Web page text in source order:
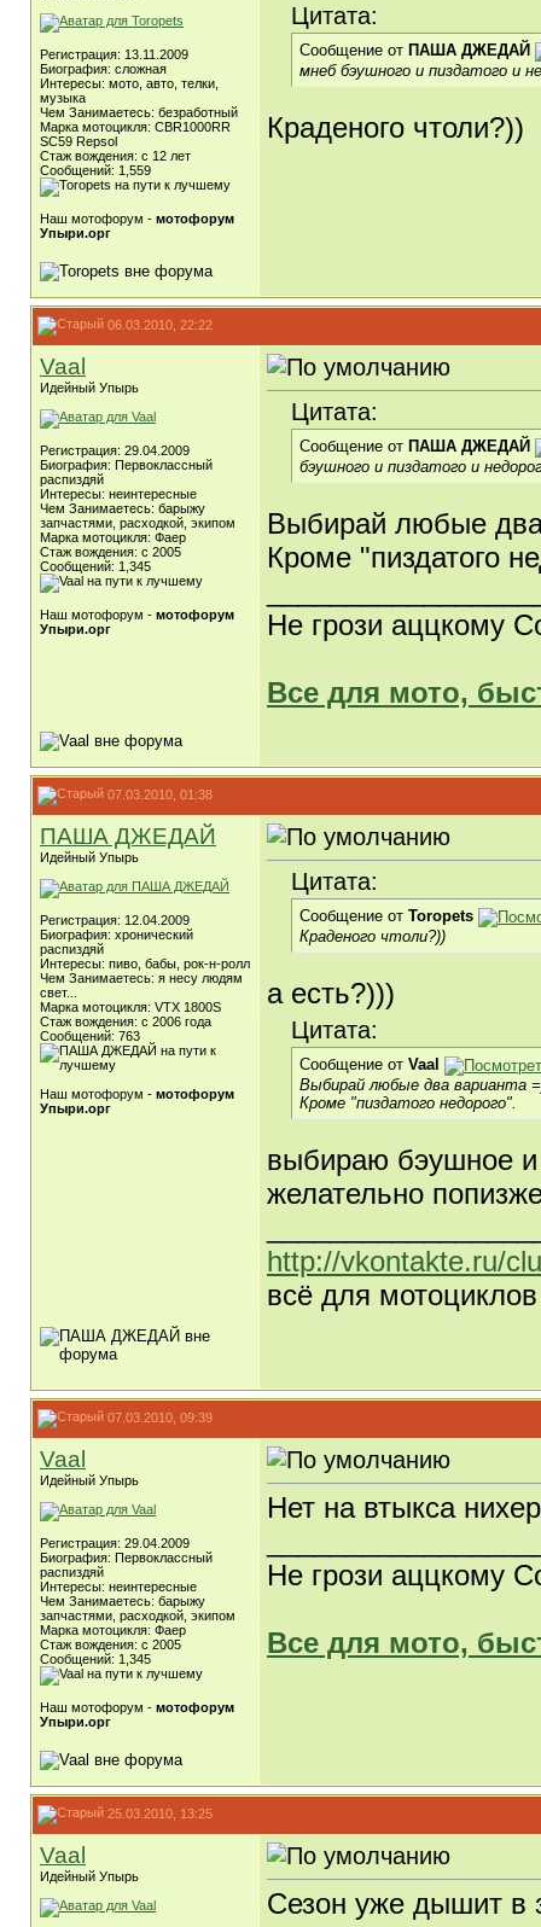
Регистрация: 13.11.2009
Биография: сложная
Интересы: мото, авто, телки,
музыка
Чем Занимаетесь: безработный
Марка мотоцикля: CBR1000RR
SC59 Repsol
Стаж вождения: с 12 лет
Сообщений: 1,559
Наш мотофорум - мотофорум
Упыри.орг
Цитата:
Сообщение от ПАША ДЖЕДАЙ
мнеб бэушного и пиздатого и
Краденого чтоли?))
06.03.2010, 22:22
Vaal
Идейный Упырь
Регистрация: 29.04.2009
Биография: Первоклассный
распиздяй
Интересы: неинтересные
Чем Занимаетесь: барыжу
запчастями, расходкой, экипом
Марка мотоцикля: Фаер
Стаж вождения: с 2005
Сообщений: 1,345
Наш мотофорум - мотофорум
Упыри.орг
Цитата:
Сообщение от ПАША ДЖЕДАЙ
бэушного и пиздатого и
Выбирай любые
Кроме "пиздатого
Не грози аццкому
Все для мото,
07.03.2010, 01:38
ПАША ДЖЕДАЙ
Идейный Упырь
Регистрация: 12.04.2009
Биография: хронический
распиздяй
Интересы: пиво, бабы, рок-н-ролл
Чем Занимаетесь: я несу людям
свет...
Марка мотоцикля: VTX 1800S
Стаж вождения: c 2006 года
Сообщений: 763
Наш мотофорум - мотофорум
Упыри.орг
Цитата:
Сообщение от Toropets
Краденого чтоли?))
а есть?)))
Цитата:
Сообщение от Vaal
Выбирай любые два варианта
Кроме "пиздатого недорого".
выбираю бэушное и
желательно
http://vkontakte.ru/
всё для
07.03.2010, 09:39
Vaal
Идейный Упырь
Регистрация: 29.04.2009
Биография: Первоклассный
распиздяй
Интересы: неинтересные
Чем Занимаетесь: барыжу
запчастями, расходкой, экипом
Марка мотоцикля: Фаер
Стаж вождения: с 2005
Сообщений: 1,345
Наш мотофорум - мотофорум
Упыри.орг
Нет на втыкса
Не грози аццкому
Все для мото,
25.03.2010, 13:25
Vaal
Идейный Упырь
Сезон уже дышит в